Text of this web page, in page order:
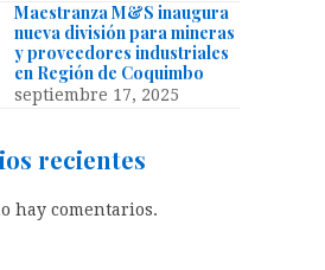
Maestranza M&S inaugura
nueva división para mineras
y proveedores industriales
en Región de Coquimbo
septiembre 17, 2025
recientes
hay comentarios.